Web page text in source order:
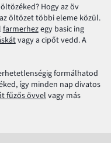
Hogy az öv
öltözet többi eleme közül.
farmerhezegy basic ing
vagy a cipőt vedd. A
formálhatod
így minden nap divatos
fűzős övvel vagy más